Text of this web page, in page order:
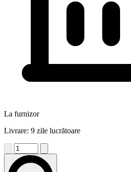
La furnizor
Livrare: 9 zile lucrătoare